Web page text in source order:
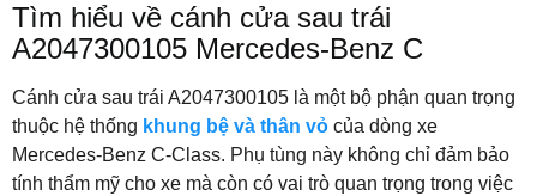
Tìm hiểu về cánh cửa sau trái
A2047300105 Mercedes-Benz C
Cánh cửa sau trái A2047300105 là một bộ phận quan trọng
thuộc hệ thống khung bệ và thân vỏ của dòng xe
Mercedes-Benz C-Class. Phụ tùng này không chỉ đảm bảo
tính thẩm mỹ cho xe mà còn có vai trò quan trọng trong việc